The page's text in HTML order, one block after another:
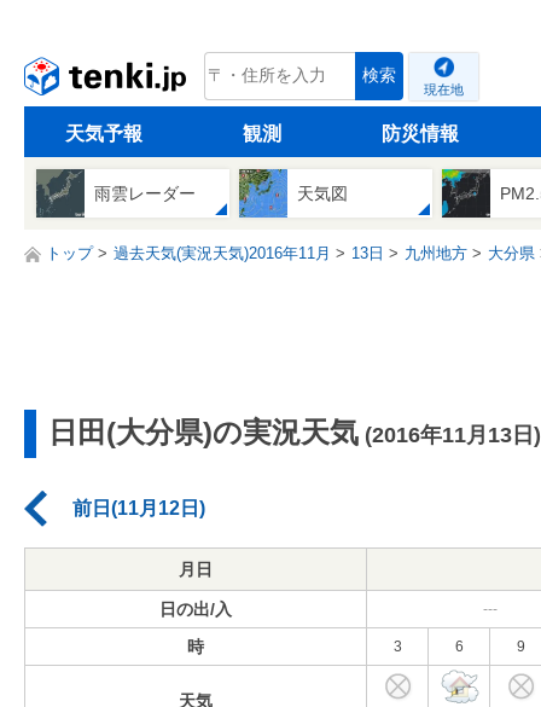
tenki.jp 検索
現在地
天気予報 観測 防災情報
雨雲レーダー 天気図
トップ 過去天気(実況天気)2016年11月 13日 九州地方 大分県
日田(大分県)の実況天気 (2016年11月13日)
前日(11月12日)
月日
日の出/入 ---
時 3 6 9
天気